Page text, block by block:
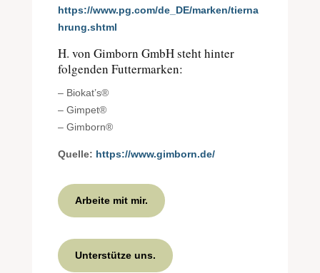
https://www.pg.com/de_DE/marken/tierna
hrung.shtml
H. von Gimborn GmbH steht hinter
folgenden Futtermarken:
– Biokat’s®
– Gimpet®
– Gimborn®
Quelle: https://www.gimborn.de/
Arbeite mit mir.
Unterstütze uns.